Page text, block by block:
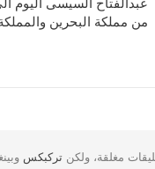
من مملكة البحرين
مغلقة، ولكنتركبكس